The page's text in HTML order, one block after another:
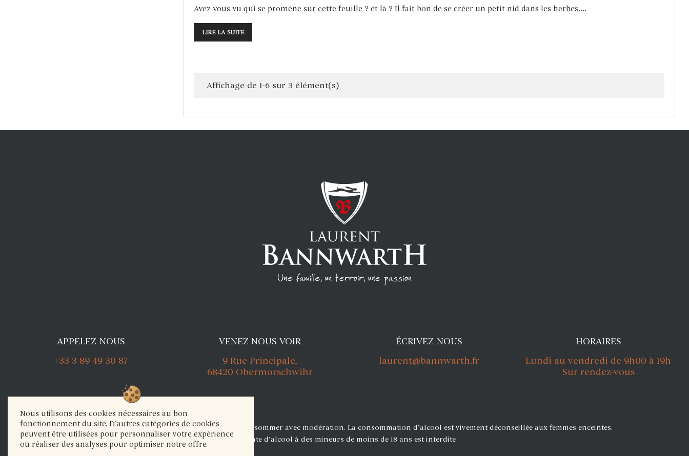
Nous utilisons des cookies nécessaires au bon
fonctionnement du site. D’autres catégories de cookies
peuvent être utilisées pour personnaliser votre expérience
ou réaliser des analyses pour optimiser notre offre.
Avez-vous vu qui se promène sur cette feuille ? et là ? Il fait bon de se créer un petit nid dans les herbes....
LIRE LA SUITE
Affichage de 1-6 sur 3 élément(s)
APPELEZ-NOUS
+33 3 89 49 30 87
VENEZ NOUS VOIR
9 Rue Principale,
68420 Obermorschwihr
ÉCRIVEZ-NOUS
laurent@bannwarth.fr
HORAIRES
Lundi au vendredi de 9h00 à 19h
Sur rendez-vous
L’abus d’alcool est dangereux pour la santé, à consommer avec modération. La consommation d’alcool est vivement déconseillée aux femmes enceintes.
La vente d’alcool à des mineurs de moins de 18 ans est interdite.